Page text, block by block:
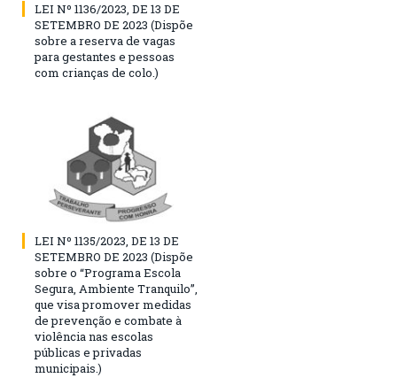
LEI Nº 1136/2023, DE 13 DE
SETEMBRO DE 2023 (Dispõe
sobre a reserva de vagas
para gestantes e pessoas
com crianças de colo.)
LEI Nº 1135/2023, DE 13 DE
SETEMBRO DE 2023 (Dispõe
sobre o “Programa Escola
Segura, Ambiente Tranquilo”,
que visa promover medidas
de prevenção e combate à
violência nas escolas
públicas e privadas
municipais.)